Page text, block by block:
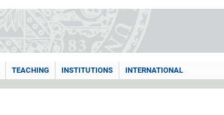
TEACHING INSTITUTIONS INTERNATIONAL